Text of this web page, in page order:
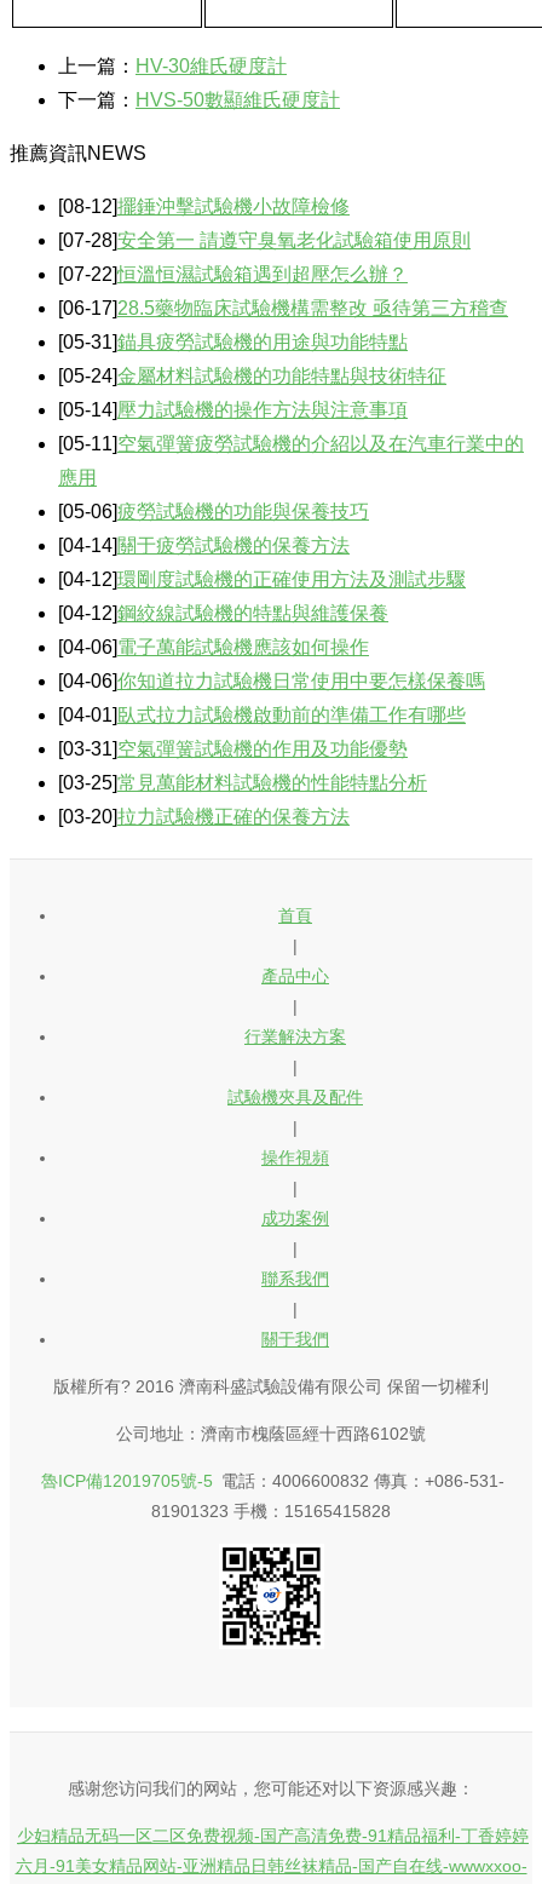
上一篇： HV-30維氏硬度計
下一篇： HVS-50數顯維氏硬度計
推薦資訊NEWS
[08-12]擺錘沖擊試驗機小故障檢修
[07-28]安全第一 請遵守臭氧老化試驗箱使用原則
[07-22]恒溫恒濕試驗箱遇到超壓怎么辦？
[06-17]28.5藥物臨床試驗機構需整改 亟待第三方稽查
[05-31]錨具疲勞試驗機的用途與功能特點
[05-24]金屬材料試驗機的功能特點與技術特征
[05-14]壓力試驗機的操作方法與注意事項
[05-11]空氣彈簧疲勞試驗機的介紹以及在汽車行業中的
應用
[05-06]疲勞試驗機的功能與保養技巧
[04-14]關于疲勞試驗機的保養方法
[04-12]環剛度試驗機的正確使用方法及測試步驟
[04-12]鋼絞線試驗機的特點與維護保養
[04-06]電子萬能試驗機應該如何操作
[04-06]你知道拉力試驗機日常使用中要怎樣保養嗎
[04-01] 臥式拉力試驗機啟動前的準備工作有哪些
[03-31]空氣彈簧試驗機的作用及功能優勢
[03-25]常見萬能材料試驗機的性能特點分析
[03-20]拉力試驗機正確的保養方法
首頁
|
產品中心
|
行業解決方案
|
試驗機夾具及配件
|
操作視頻
|
成功案例
|
聯系我們
|
關于我們
版權所有? 2016 濟南科盛試驗設備有限公司 保留一切權利
公司地址：濟南市槐蔭區經十西路6102號
魯ICP備12019705號-5 電話：4006600832 傳真：+086-531-
81901323 手機：15165415828
感谢您访问我们的网站，您可能还对以下资源感兴趣：
少妇精品无码一区二区免费视频-国产高清免费-91精品福利-丁香婷婷
六月-91美女精品网站-亚洲精品日韩丝袜精品-国产自在线-wwwxxoo-